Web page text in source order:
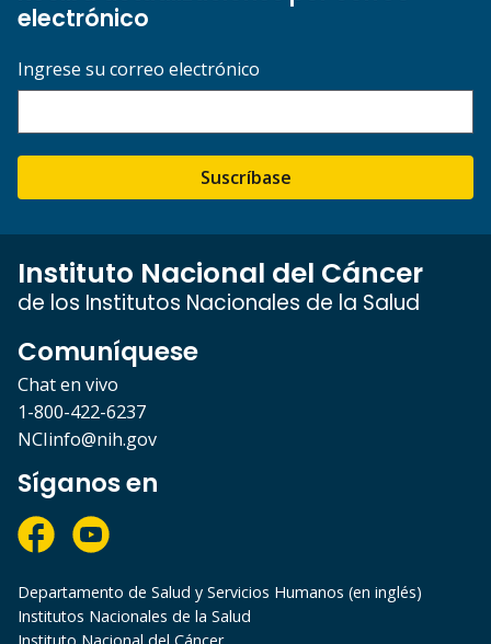
electrónico
Ingrese su correo electrónico
Suscríbase
Instituto Nacional del Cáncer
de los Institutos Nacionales de la Salud
Comuníquese
Chat en vivo
1-800-422-6237
NCIinfo@nih.gov
Síganos en
Departamento de Salud y Servicios Humanos (en inglés)
Institutos Nacionales de la Salud